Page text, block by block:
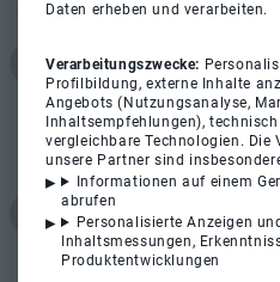
Daten erheben und verarbeiten.
Verarbeitungszwecke:
Profilbildung, externe Inhalte
Angebots (Nutzungsanalyse,
Inhaltsempfehlungen),
vergleichbare Technologien. Die
unsere Partner sind
Informationen auf einem
abrufen
Personalisierte Anzeigen
Inhaltsmessungen,
Produktentwicklungen